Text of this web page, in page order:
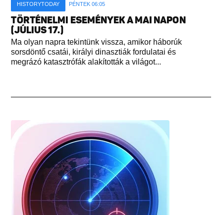
HISTORYTODAY PÉNTEK 06:05
TÖRTÉNELMI ESEMÉNYEK A MAI NAPON
(JÚLIUS 17.)
Ma olyan napra tekintünk vissza, amikor háborúk
sorsdöntő csatái, királyi dinasztiák fordulatai és
megrázó katasztrófák alakították a világot...